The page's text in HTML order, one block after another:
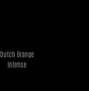
Dutch Orange
Intense
€ 7,95
Ler mais